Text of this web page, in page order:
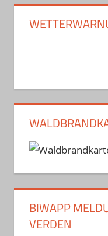
BIWAPP
VERDEN